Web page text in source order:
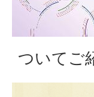
ついてご